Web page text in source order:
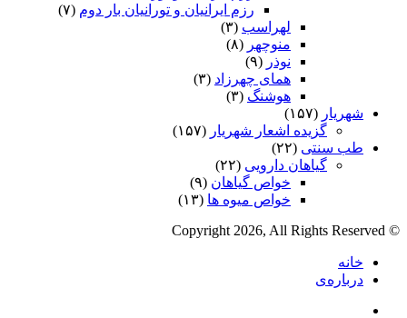
رزم ایرانیان و تورانیان بار دوم (۷)
لهراسب (۳)
منوچهر (۸)
نوذر (۹)
هماى چهرزاد (۳)
هوشنگ (۳)
شهریار (۱۵۷)
گزیده اشعار شهریار (۱۵۷)
طب سنتی (۲۲)
گیاهان دارویی (۲۲)
خواص گیاهان (۹)
خواص میوه ها (۱۳)
© Copyright 2026, All Rights Reserved
خانه
درباره‌ی